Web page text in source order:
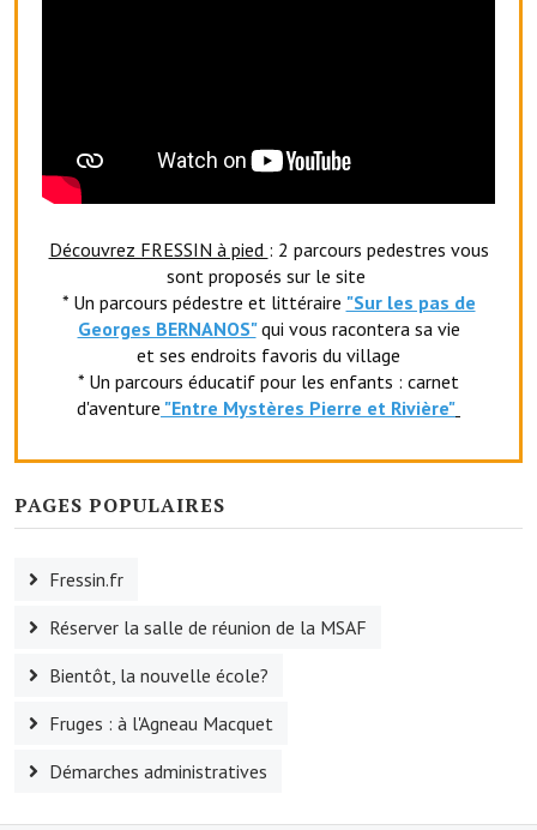
L'US Crequy Fressin
La société de pêche
Le sport au foyer rural
Les foulées Fressinoises
Fêtes et manifestations
Le calendrier annuel
Liste et coordonnées des associations
TOURISME, PATRIMOINE
Fressin, ville d'histoire
L'église
Les panneaux du patrimoine
Le château
Georges Bernanos
Découvrez FRESSIN à pied : 2 parcours pedestres vous
sont proposés sur le site
* Un parcours pédestre et littéraire "Sur les pas de
Georges BERNANOS" qui vous racontera sa vie
et ses endroits favoris du village
* Un parcours éducatif pour les enfants : carnet
d'aventure "Entre Mystères Pierre et Rivière"
PAGES POPULAIRES
Fressin.fr
Réserver la salle de réunion de la MSAF
Bientôt, la nouvelle école?
Fruges : à l'Agneau Macquet
Démarches administratives